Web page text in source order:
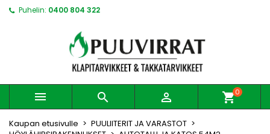
Puhelin: 0400 804 322
   shopping_cart0
Kaupan etusivulle
PUULIITERIT JA VARASTOT